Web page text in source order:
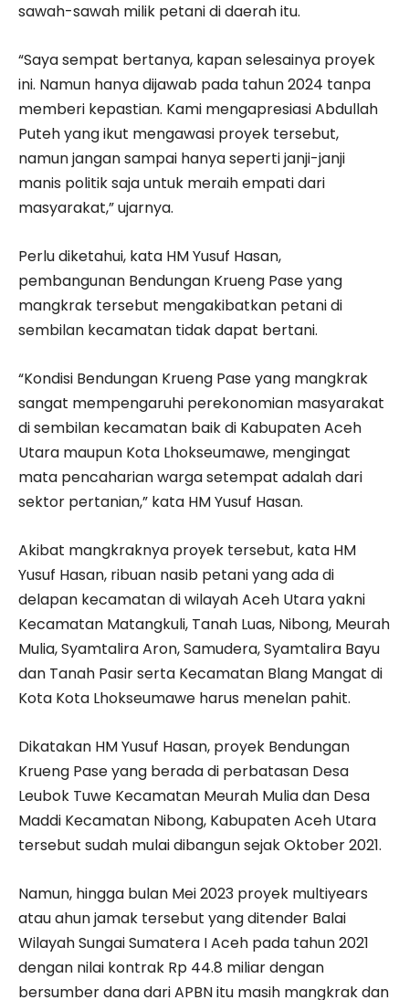
sawah-sawah milik petani di daerah itu.
“Saya sempat bertanya, kapan selesainya proyek
ini. Namun hanya dijawab pada tahun 2024 tanpa
memberi kepastian. Kami mengapresiasi Abdullah
Puteh yang ikut mengawasi proyek tersebut,
namun jangan sampai hanya seperti janji-janji
manis politik saja untuk meraih empati dari
masyarakat,” ujarnya.
Perlu diketahui, kata HM Yusuf Hasan,
pembangunan Bendungan Krueng Pase yang
mangkrak tersebut mengakibatkan petani di
sembilan kecamatan tidak dapat bertani.
“Kondisi Bendungan Krueng Pase yang mangkrak
sangat mempengaruhi perekonomian masyarakat
di sembilan kecamatan baik di Kabupaten Aceh
Utara maupun Kota Lhokseumawe, mengingat
mata pencaharian warga setempat adalah dari
sektor pertanian,” kata HM Yusuf Hasan.
Akibat mangkraknya proyek tersebut, kata HM
Yusuf Hasan, ribuan nasib petani yang ada di
delapan kecamatan di wilayah Aceh Utara yakni
Kecamatan Matangkuli, Tanah Luas, Nibong, Meurah
Mulia, Syamtalira Aron, Samudera, Syamtalira Bayu
dan Tanah Pasir serta Kecamatan Blang Mangat di
Kota Kota Lhokseumawe harus menelan pahit.
Dikatakan HM Yusuf Hasan, proyek Bendungan
Krueng Pase yang berada di perbatasan Desa
Leubok Tuwe Kecamatan Meurah Mulia dan Desa
Maddi Kecamatan Nibong, Kabupaten Aceh Utara
tersebut sudah mulai dibangun sejak Oktober 2021.
Namun, hingga bulan Mei 2023 proyek multiyears
atau ahun jamak tersebut yang ditender Balai
Wilayah Sungai Sumatera I Aceh pada tahun 2021
dengan nilai kontrak Rp 44.8 miliar dengan
bersumber dana dari APBN itu masih mangkrak dan